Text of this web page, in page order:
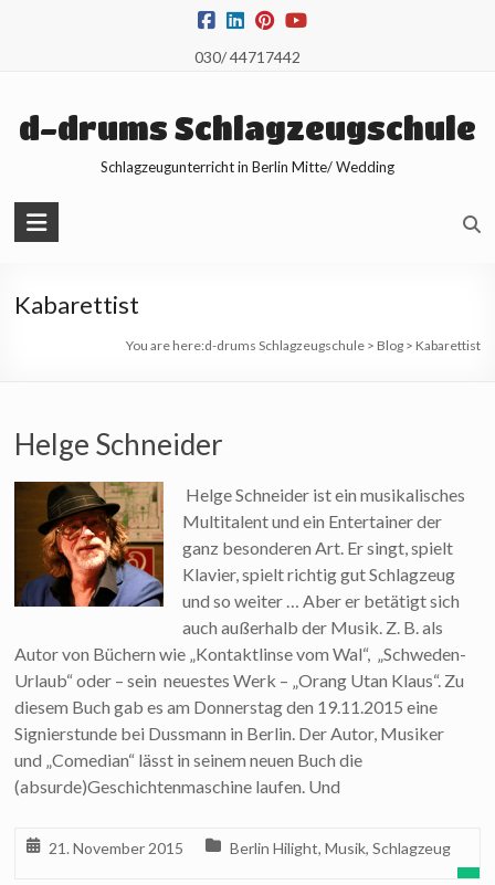
030/ 44717442
d-drums Schlagzeugschule
Schlagzeugunterricht in Berlin Mitte/ Wedding
Kabarettist
You are here:d-drums Schlagzeugschule> Blog> Kabarettist
Helge Schneider
Helge Schneider ist ein musikalisches
Multitalent und ein Entertainer der
ganz besonderen Art. Er singt, spielt
Klavier, spielt richtig gut Schlagzeug
und so weiter … Aber er betätigt sich
auch außerhalb der Musik. Z. B. als
Autor von Büchern wie „Kontaktlinse vom Wal“, „Schweden-
Urlaub“ oder – sein neuestes Werk – „Orang Utan Klaus“. Zu
diesem Buch gab es am Donnerstag den 19.11.2015 eine
Signierstunde bei Dussmann in Berlin. Der Autor, Musiker
und „Comedian“ lässt in seinem neuen Buch die
(absurde)Geschichtenmaschine laufen. Und
21. November 2015 Berlin Hilight,Musik,Schlagzeug